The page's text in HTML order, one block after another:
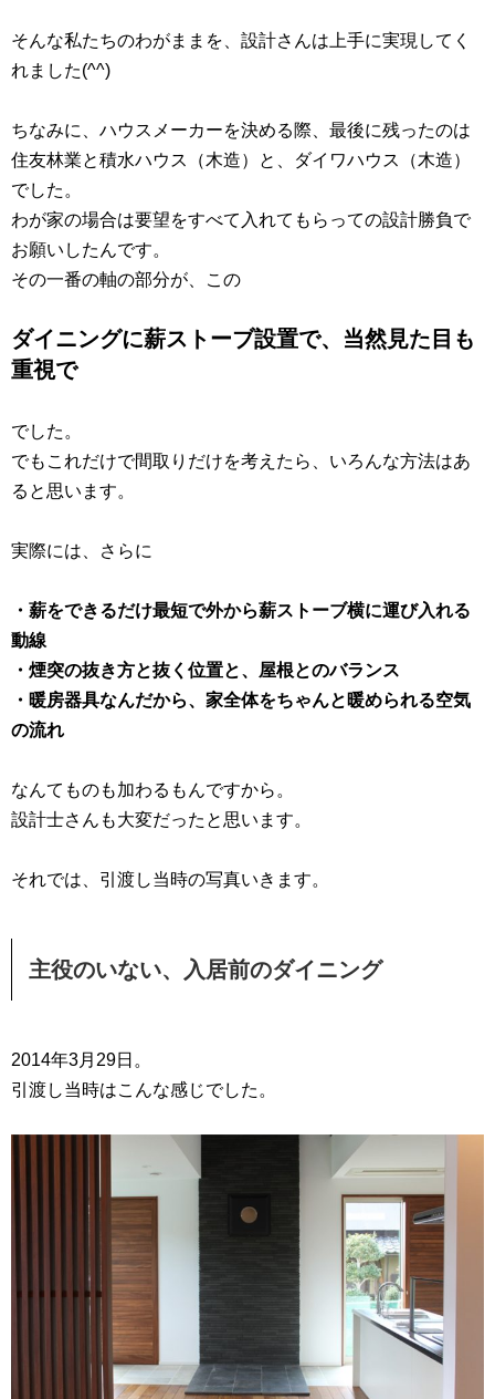
そんな私たちのわがままを、設計さんは上手に実現してく
れました(^^)
ちなみに、ハウスメーカーを決める際、最後に残ったのは
住友林業と積水ハウス（木造）と、ダイワハウス（木造）
でした。
わが家の場合は要望をすべて入れてもらっての設計勝負で
お願いしたんです。
その一番の軸の部分が、この
ダイニングに薪ストーブ設置で、当然見た目も
重視で
でした。
でもこれだけで間取りだけを考えたら、いろんな方法はあ
ると思います。
実際には、さらに
・薪をできるだけ最短で外から薪ストーブ横に運び入れる
動線
・煙突の抜き方と抜く位置と、屋根とのバランス
・暖房器具なんだから、家全体をちゃんと暖められる空気
の流れ
なんてものも加わるもんですから。
設計士さんも大変だったと思います。
それでは、引渡し当時の写真いきます。
主役のいない、入居前のダイニング
2014年3月29日。
引渡し当時はこんな感じでした。